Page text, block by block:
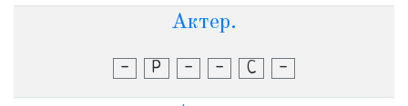
Актер.
- Р - - С -